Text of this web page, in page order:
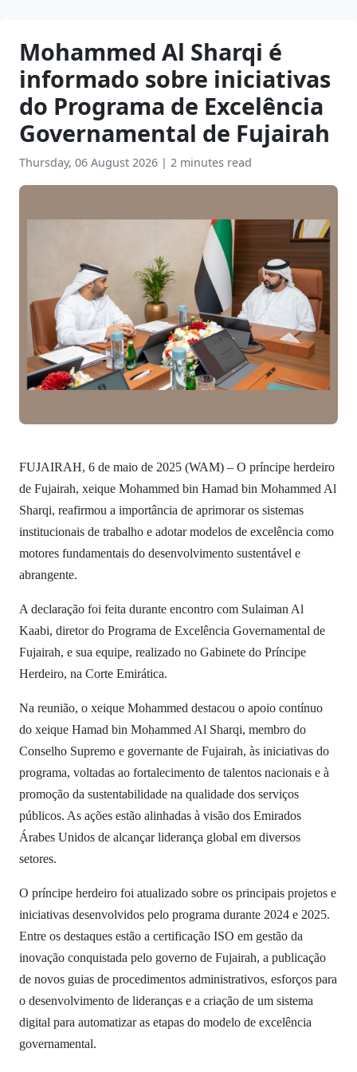
Mohammed Al Sharqi é
informado sobre iniciativas
do Programa de Excelência
Governamental de Fujairah
Thursday, 06 August 2026 | 2 minutes read
FUJAIRAH, 6 de maio de 2025 (WAM) – O príncipe herdeiro
de Fujairah, xeique Mohammed bin Hamad bin Mohammed Al
Sharqi, reafirmou a importância de aprimorar os sistemas
institucionais de trabalho e adotar modelos de excelência como
motores fundamentais do desenvolvimento sustentável e
abrangente.
A declaração foi feita durante encontro com Sulaiman Al
Kaabi, diretor do Programa de Excelência Governamental de
Fujairah, e sua equipe, realizado no Gabinete do Príncipe
Herdeiro, na Corte Emirática.
Na reunião, o xeique Mohammed destacou o apoio contínuo
do xeique Hamad bin Mohammed Al Sharqi, membro do
Conselho Supremo e governante de Fujairah, às iniciativas do
programa, voltadas ao fortalecimento de talentos nacionais e à
promoção da sustentabilidade na qualidade dos serviços
públicos. As ações estão alinhadas à visão dos Emirados
Árabes Unidos de alcançar liderança global em diversos
setores.
O príncipe herdeiro foi atualizado sobre os principais projetos e
iniciativas desenvolvidos pelo programa durante 2024 e 2025.
Entre os destaques estão a certificação ISO em gestão da
inovação conquistada pelo governo de Fujairah, a publicação
de novos guias de procedimentos administrativos, esforços para
o desenvolvimento de lideranças e a criação de um sistema
digital para automatizar as etapas do modelo de excelência
governamental.